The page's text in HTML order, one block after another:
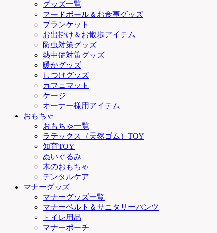
グッズ一覧
フードボール＆お食事グッズ
ブランケット
お出掛け＆お散歩アイテム
防虫対策グッズ
熱中症対策グッズ
暖かグッズ
しつけグッズ
カフェマット
ケージ
オーナー様用アイテム
おもちゃ
おもちゃ一覧
ラテックス（天然ゴム）TOY
知育TOY
ぬいぐるみ
木のおもちゃ
デンタルケア
マナーグッズ
マナーグッズ一覧
マナーベルト＆サニタリーパンツ
トイレ用品
マナーポーチ